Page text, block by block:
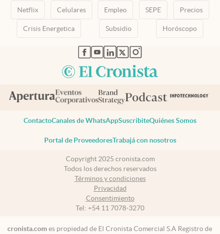
Netflix Celulares Empleo SEPE Precios
Crisis Energetica Subsidio Horóscopo
abre en nueva pestaña
abre en nueva pestaña
abre en nueva pestaña
abre en nueva pestaña
abre en nueva pestaña
ContactoCanales de WhatsAppSuscribiteQuiénes Somos
Portal de ProveedoresTrabajá con nosotros
Copyright 2025 cronista.com
Todos los derechos reservados
Términos y condiciones
Privacidad
Consentimiento
Tel: +54 11 7078-3270
cronista.com es propiedad de El Cronista Comercial S.A Registro de